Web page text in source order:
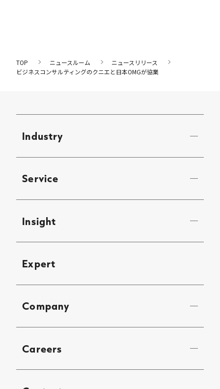
TOP ニュースルーム
ニュースリリース
ビジネスコンサルティングのクニエと日本OMGが協業
Industry
Service
Insight
Expert
Company
Careers